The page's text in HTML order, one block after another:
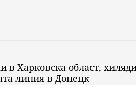
в Харковска област,
линия в Донецк